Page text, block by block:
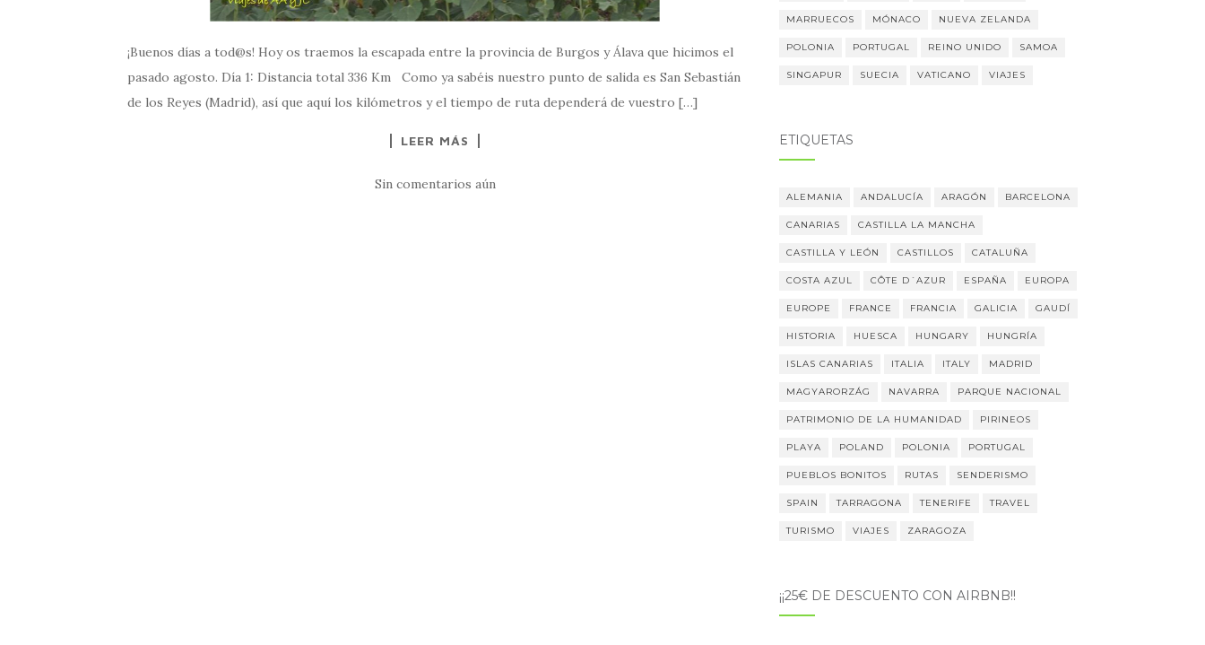
¡Buenos días a tod@s! Hoy os traemos la escapada entre la provincia de Burgos y Álava que hicimos el
pasado agosto. Día 1: Distancia total 336 Km Como ya sabéis nuestro punto de salida es San Sebastián
de los Reyes (Madrid), así que aquí los kilómetros y el tiempo de ruta dependerá de vuestro […]
LEER MÁS
Sin comentarios aún
MARRUECOS MÓNACO NUEVA ZELANDA
POLONIA PORTUGAL REINO UNIDO SAMOA
SINGAPUR SUECIA VATICANO VIAJES
ETIQUETAS
ALEMANIA ANDALUCÍA ARAGÓN BARCELONA
CANARIAS CASTILLA LA MANCHA
CASTILLA Y LEÓN CASTILLOS CATALUÑA
COSTA AZUL CÔTE D´AZUR ESPAÑA EUROPA
EUROPE FRANCE FRANCIA GALICIA GAUDÍ
HISTORIA HUESCA HUNGARY HUNGRÍA
ISLAS CANARIAS ITALIA ITALY MADRID
MAGYARORZÁG NAVARRA PARQUE NACIONAL
PATRIMONIO DE LA HUMANIDAD PIRINEOS
PLAYA POLAND POLONIA PORTUGAL
PUEBLOS BONITOS RUTAS SENDERISMO
SPAIN TARRAGONA TENERIFE TRAVEL
TURISMO VIAJES ZARAGOZA
¡¡25€ DE DESCUENTO CON AIRBNB!!